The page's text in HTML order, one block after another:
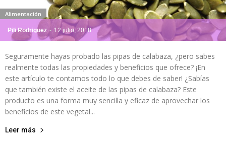
Pili Rodriguez - 12 julio, 2018
Alimentación
Seguramente hayas probado las pipas de calabaza, ¿pero sabes
realmente todas las propiedades y beneficios que ofrece? ¡En
este artículo te contamos todo lo que debes de saber! ¿Sabías
que también existe el aceite de las pipas de calabaza? Este
producto es una forma muy sencilla y eficaz de aprovechar los
beneficios de este vegetal...
Leer más